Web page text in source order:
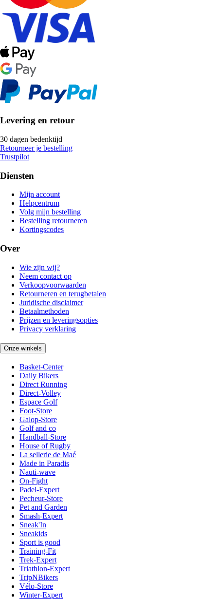
Levering en retour
30 dagen bedenktijd
Retourneer je bestelling
Trustpilot
Diensten
Mijn account
Helpcentrum
Volg mijn bestelling
Bestelling retourneren
Kortingscodes
Over
Wie zijn wij?
Neem contact op
Verkoopvoorwaarden
Retourneren en terugbetalen
Juridische disclaimer
Betaalmethoden
Prijzen en leveringsopties
Privacy verklaring
Onze winkels
Basket-Center
Daily Bikers
Direct Running
Direct-Volley
Espace Golf
Foot-Store
Galop-Store
Golf and co
Handball-Store
House of Rugby
La sellerie de Maé
Made in Paradis
Nauti-wave
On-Fight
Padel-Expert
Pecheur-Store
Pet and Garden
Smash-Expert
Sneak'In
Sneakids
Sport is good
Training-Fit
Trek-Expert
Triathlon-Expert
TripNBikers
Vélo-Store
Winter-Expert